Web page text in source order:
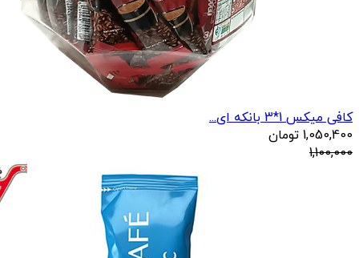
کافی میکس 1*3 بانکه ای...
1,050,400 تومان
1,100,000